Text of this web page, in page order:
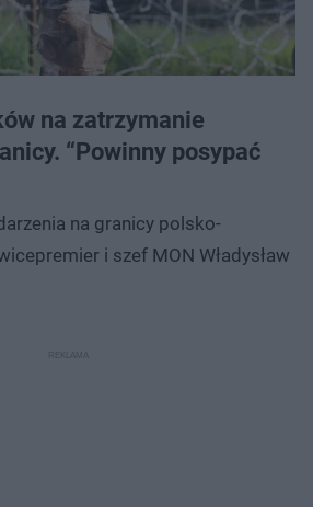
na zatrzymanie
“Powinny posypać
na granicy polsko-
i szef MON Władysław